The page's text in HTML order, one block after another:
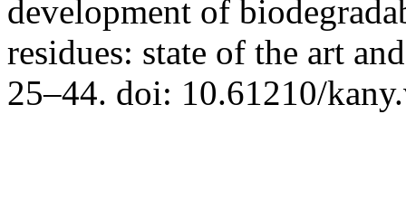
development of
residues: state of the art
25–44. doi: 10.61210/